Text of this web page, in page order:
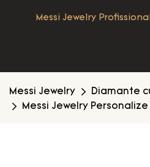
Messi Jewelry
Messi Jewelry Diamante
Messi Jewelry